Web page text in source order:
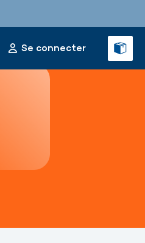
Se connecter